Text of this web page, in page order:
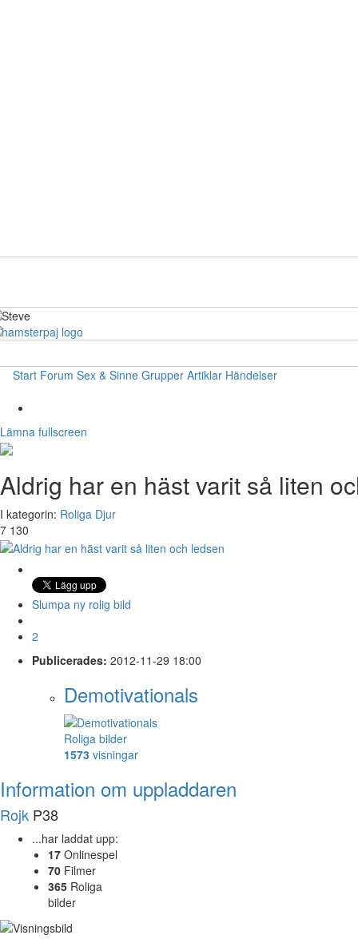
Start Forum Sex & Sinne Grupper Artiklar Händelser
Lämna fullscreen
Aldrig har en häst varit så liten
I kategorin: Roliga Djur
7 130
Slumpa ny rolig bild
2
Publicerades: 2012-11-29 18:00
Demotivationals
Roliga bilder
1573 visningar
Information om uppladdaren
Rojk P38
...har laddat upp:
17 Onlinespel
70 Filmer
365 Roliga
bilder